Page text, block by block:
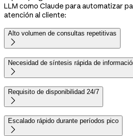
LLM como Claude para automatizar
atención al cliente:
Alto volumen de consultas repetitivas

Necesidad de síntesis rápida de

Requisito de disponibilidad 24/7

Escalado rápido durante períodos pico
